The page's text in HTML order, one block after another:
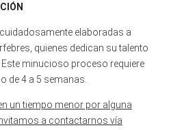
elaboradas a
quienes dedican su talento
minucioso proceso requiere
de 4 a 5 semanas.
un tiempo menor por alguna
a contactarnos vía